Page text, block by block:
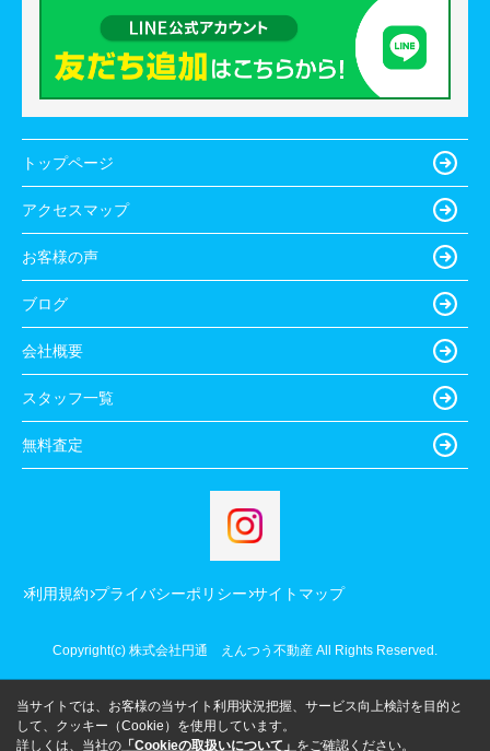
トップページ
アクセスマップ
お客様の声
ブログ
会社概要
スタッフ一覧
無料査定
利用規約 プライバシーポリシー サイトマップ
Copyright(c) 株式会社円通 えんつう不動産 All Rights Reserved.
当サイトでは、お客様の当サイト利用状況把握、サービス向上検討を目的と
して、クッキー（Cookie）を使用しています。
詳しくは、当社の 「Cookieの取扱いについて」 をご確認ください。